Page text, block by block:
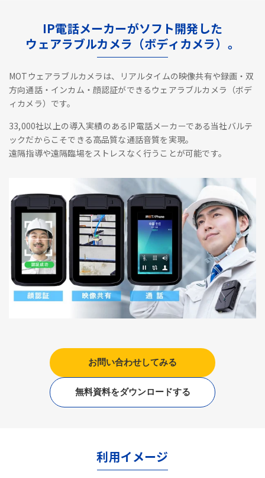
IP電話メーカーがソフト開発した
ウェアラブルカメラ（ボディカメラ）。
MOTウェアラブルカメラは、リアルタイムの映像共有や録画・双
方向通話・インカム・顔認証ができるウェアラブルカメラ（ボデ
ィカメラ）です。
33,000社以上の導入実績のあるIP電話メーカーである当社バルテ
ックだからこそできる高品質な通話音質を実現。
遠隔指導や遠隔臨場をストレスなく行うことが可能です。
お問い合わせしてみる
無料資料をダウンロードする
利用イメージ